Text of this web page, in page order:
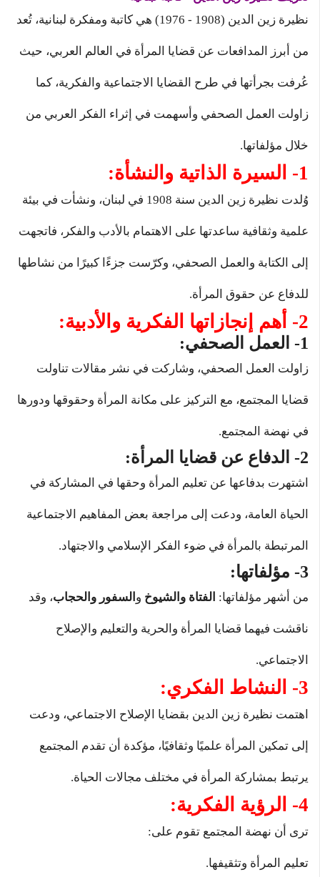
نظيرة زين الدين (1908 - 1976) هي كاتبة ومفكرة لبنانية، تُعد
من أبرز المدافعات عن قضايا المرأة في العالم العربي، حيث
عُرفت بجرأتها في طرح القضايا الاجتماعية والفكرية، كما
زاولت العمل الصحفي وأسهمت في إثراء الفكر العربي من
خلال مؤلفاتها.
1- السيرة الذاتية والنشأة:
وُلدت نظيرة زين الدين سنة 1908 في لبنان، ونشأت في بيئة
علمية وثقافية ساعدتها على الاهتمام بالأدب والفكر، فاتجهت
إلى الكتابة والعمل الصحفي، وكرّست جزءًا كبيرًا من نشاطها
للدفاع عن حقوق المرأة.
2- أهم إنجازاتها الفكرية والأدبية:
1- العمل الصحفي:
زاولت العمل الصحفي، وشاركت في نشر مقالات تناولت
قضايا المجتمع، مع التركيز على مكانة المرأة وحقوقها ودورها
في نهضة المجتمع.
2- الدفاع عن قضايا المرأة:
اشتهرت بدفاعها عن تعليم المرأة وحقها في المشاركة في
الحياة العامة، ودعت إلى مراجعة بعض المفاهيم الاجتماعية
المرتبطة بالمرأة في ضوء الفكر الإسلامي والاجتهاد.
3- مؤلفاتها:
من أشهر مؤلفاتها: الفتاة والشيوخ و السفور والحجاب، وقد
ناقشت فيهما قضايا المرأة والحرية والتعليم والإصلاح
الاجتماعي.
3- النشاط الفكري:
اهتمت نظيرة زين الدين بقضايا الإصلاح الاجتماعي، ودعت
إلى تمكين المرأة علميًا وثقافيًا، مؤكدة أن تقدم المجتمع
يرتبط بمشاركة المرأة في مختلف مجالات الحياة.
4- الرؤية الفكرية:
ترى أن نهضة المجتمع تقوم على:
تعليم المرأة وتثقيفها.